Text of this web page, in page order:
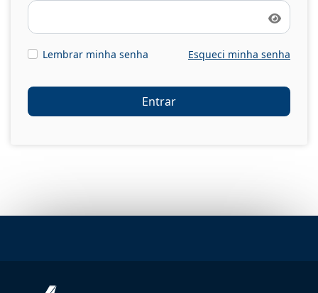
Mostrar
Lembrar minha senha Esqueci minha senha
Entrar